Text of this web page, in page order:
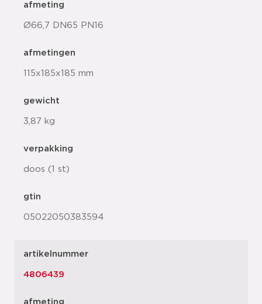
afmeting
Ø66,7 DN65 PN16
afmetingen
115x185x185 mm
gewicht
3,87 kg
verpakking
doos (1 st)
gtin
05022050383594
artikelnummer
4806439
afmeting